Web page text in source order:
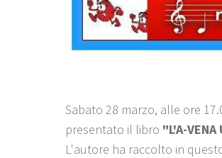
Sabato 28 marzo, alle ore
presentato il libro "L'A-VENA
L'autore ha raccolto in